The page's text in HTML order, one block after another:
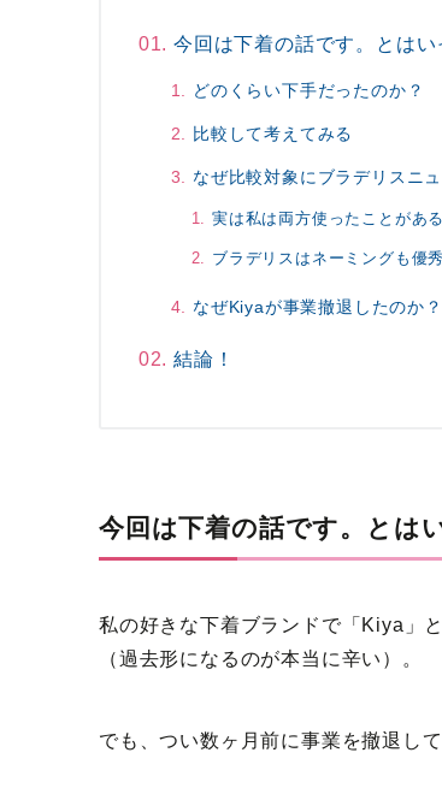
今回は下着の話です。とは
どのくらい下手だったのか？
比較して考えてみる
なぜ比較対象にブラデリスニ
実は私は両方使ったことがある
ブラデリスはネーミングも優秀
なぜKiyaが事業撤退したのか？
結論！
今回は下着の話です。とは
私の好きな下着ブランドで「Kiya」
（過去形になるのが本当に辛い）。
でも、つい数ヶ月前に事業を撤退し